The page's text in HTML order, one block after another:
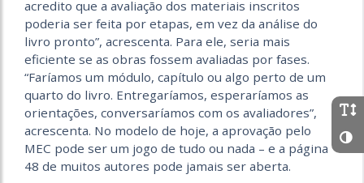
acredito que a avaliação dos materiais inscritos
poderia ser feita por etapas, em vez da análise do
livro pronto”, acrescenta. Para ele, seria mais
eficiente se as obras fossem avaliadas por fases.
“Faríamos um módulo, capítulo ou algo perto de um
quarto do livro. Entregaríamos, esperaríamos as
orientações, conversaríamos com os avaliadores”,
acrescenta. No modelo de hoje, a aprovação pelo
MEC pode ser um jogo de tudo ou nada – e a página
48 de muitos autores pode jamais ser aberta.